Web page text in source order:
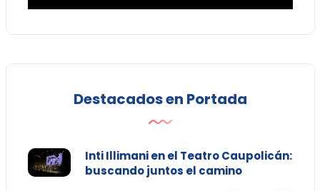
Destacados en Portada
Inti Illimani en el Teatro Caupolicán:
buscando juntos el camino